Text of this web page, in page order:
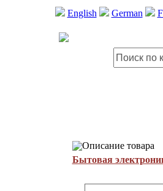
English German
Описание товара
Бытовая